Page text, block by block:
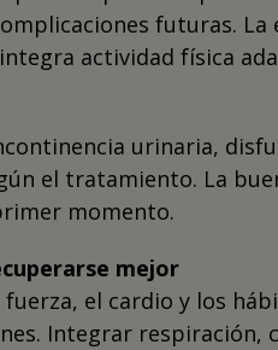
futuras.
actividad física
urinaria,
el tratamiento. La
momento.
mejor
el cardio y los
Integrar